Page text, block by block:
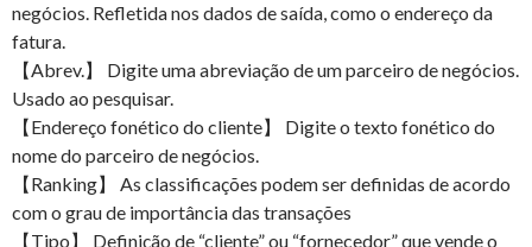
negócios. Refletida nos dados de saída, como o endereço da
fatura.
【Abrev.】 Digite uma abreviação de um parceiro de negócios.
Usado ao pesquisar.
【Endereço fonético do cliente】 Digite o texto fonético do
nome do parceiro de negócios.
【Ranking】 As classificações podem ser definidas de acordo
com o grau de importância das transações
【Tipo】 Definição de “cliente” ou “fornecedor” que vende o